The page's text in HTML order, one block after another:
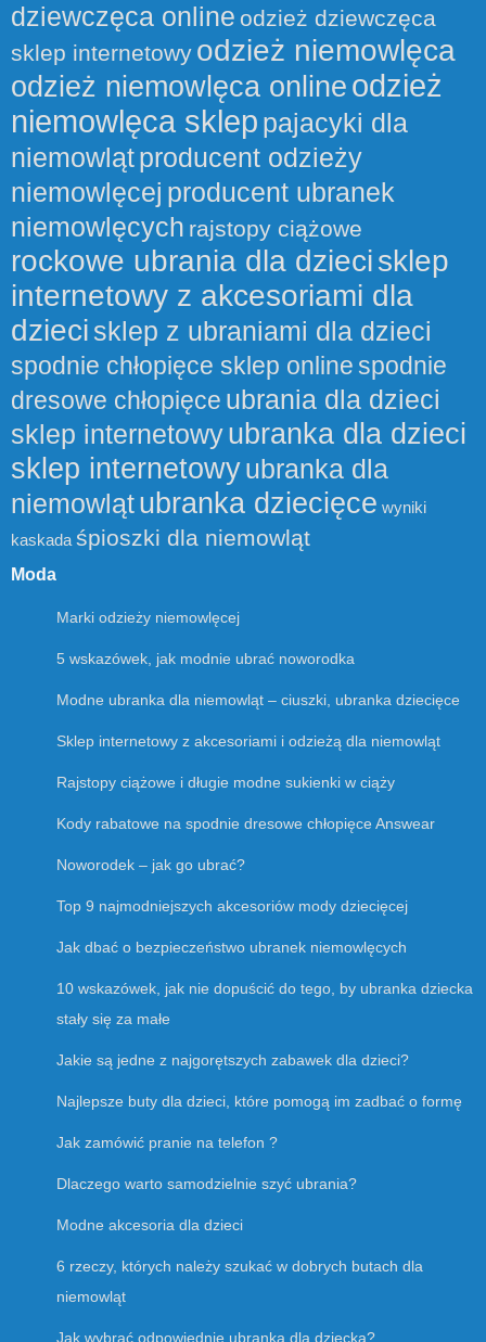
dziewczęca online odzież dziewczęca
sklep internetowy odzież niemowlęca
odzież niemowlęca online odzież
niemowlęca sklep pajacyki dla
niemowlątproducent odzieży
niemowlęcej producent ubranek
niemowlęcych rajstopy ciążowe
rockowe ubrania dla dziecisklep
internetowy z akcesoriami dla
dzieci sklep z ubraniami dla dzieci
spodnie chłopięce sklep onlinespodnie
dresowe chłopięce ubrania dla dzieci
sklep internetowyubranka dla dzieci
sklep internetowyubranka dla
niemowlątubranka dziecięce wyniki
kaskada śpioszki dla niemowląt
Moda
Marki odzieży niemowlęcej
5 wskazówek, jak modnie ubrać noworodka
Modne ubranka dla niemowląt – ciuszki, ubranka dziecięce
Sklep internetowy z akcesoriami i odzieżą dla niemowląt
Rajstopy ciążowe i długie modne sukienki w ciąży
Kody rabatowe na spodnie dresowe chłopięce Answear
Noworodek – jak go ubrać?
Top 9 najmodniejszych akcesoriów mody dziecięcej
Jak dbać o bezpieczeństwo ubranek niemowlęcych
10 wskazówek, jak nie dopuścić do tego, by ubranka dziecka
stały się za małe
Jakie są jedne z najgorętszych zabawek dla dzieci?
Najlepsze buty dla dzieci, które pomogą im zadbać o formę
Jak zamówić pranie na telefon ?
Dlaczego warto samodzielnie szyć ubrania?
Modne akcesoria dla dzieci
6 rzeczy, których należy szukać w dobrych butach dla
niemowląt
Jak wybrać odpowiednie ubranka dla dziecka?